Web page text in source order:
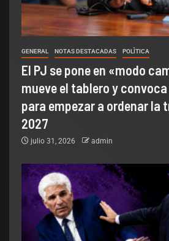
GENERAL NOTAS DESTACADAS POLÌTICA
El PJ se pone en «modo
mueve el tablero y
para empezar a ordenar la
2027
julio 31, 2026 admin